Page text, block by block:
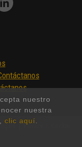
nuestro
nuestra
clic aquí
Legals Privacy